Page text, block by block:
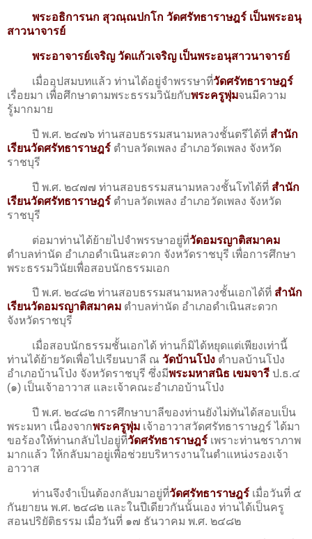
พระอธิการนก สุวณฺณปกโก วัดศรัทธาราษฎร์ เป็นพระอนุ
สาวนาจารย์
พระอาจารย์เจริญ วัดแก้วเจริญ เป็นพระอนุสาวนาจารย์
เมื่ออุปสมบทแล้ว ท่านได้อยู่จำพรรษาที่วัดศรัทธาราษฎร์
เรื่อยมา เพื่อศึกษาตามพระธรรมวินัยกับพระครูพุ่มจนมีความ
รู้มากมาย
ปี พ.ศ. ๒๔๗๖ ท่านสอบธรรมสนามหลวงชั้นตรีได้ที่ สำนัก
เรียนวัดศรัทธาราษฎร์ ตำบลวัดเพลง อำเภอวัดเพลง จังหวัด
ราชบุรี
ปี พ.ศ. ๒๔๗๗ ท่านสอบธรรมสนามหลวงชั้นโทได้ที่ สำนัก
เรียนวัดศรัทธาราษฎร์ ตำบลวัดเพลง อำเภอวัดเพลง จังหวัด
ราชบุรี
ต่อมาท่านได้ย้ายไปจำพรรษาอยู่ที่วัดอมรญาติสมาคม
ตำบลท่านัด อำเภอดําเนินสะดวก จังหวัดราชบุรี เพื่อการศึกษา
พระธรรมวินัยเพื่อสอบนักธรรมเอก
ปี พ.ศ. ๒๔๘๒ ท่านสอบธรรมสนามหลวงชั้นเอกได้ที่ สำนัก
เรียนวัดอมรญาติสมาคม ตำบลท่านัด อำเภอดําเนินสะดวก
จังหวัดราชบุรี
เมื่อสอบนักธรรมชั้นเอกได้ ท่านก็มิได้หยุดแต่เพียงเท่านี้
ท่านได้ย้ายวัดเพื่อไปเรียนบาลี ณ วัดบ้านโป่ง ตำบลบ้านโป่ง
อำเภอบ้านโป่ง จังหวัดราชบุรี ซึ่งมีพระมหาสนิธ เขมจารี ป.ธ.๔
(๑) เป็นเจ้าอาวาส และเจ้าคณะอำเภอบ้านโป่ง
ปี พ.ศ. ๒๔๘๒ การศึกษาบาลีของท่านยังไม่ทันได้สอบเป็น
พระมหา เนื่องจากพระครูพุ่ม เจ้าอาวาสวัดศรัทธาราษฎร์ ได้มา
ขอร้องให้ท่านกลับไปอยู่ที่วัดศรัทธาราษฎร์ เพราะท่านชราภาพ
มากแล้ว ให้กลับมาอยู่เพื่อช่วยบริหารงานในตําแหน่งรองเจ้า
อาวาส
ท่านจึงจําเป็นต้องกลับมาอยู่ที่วัดศรัทธาราษฎร์ เมื่อวันที่ ๕
กันยายน พ.ศ. ๒๔๘๒ และในปีเดียวกันนั้นเอง ท่านได้เป็นครู
สอนปริยัติธรรม เมื่อวันที่ ๑๗ ธันวาคม พ.ศ. ๒๔๘๒